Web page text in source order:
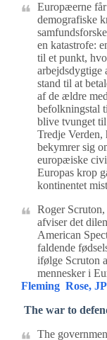
Europæerne
demografiske
en katastrofe:
til et punkt,
stand til at
af de ældre
befolkningstal
blive tvunget
Tredje Verden,
bekymrer sig
europæiske
Europas krop
kontinentet
Roger
afviser det
American
faldende
ifølge Scruton
mennesker i
Fleming Rose, JP
The war to
The